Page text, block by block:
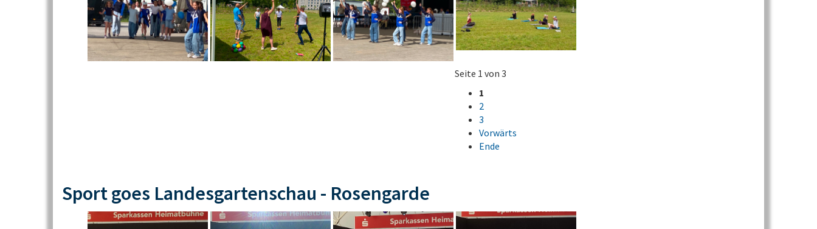
Seite 1 von 3
1
2
3
Vorwärts
Ende
Sport goes Landesgartenschau - Rosengarde